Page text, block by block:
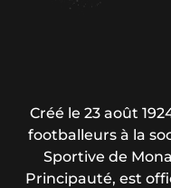
Créé le 23 août
footballeurs à la
Sportive de
Principauté, est